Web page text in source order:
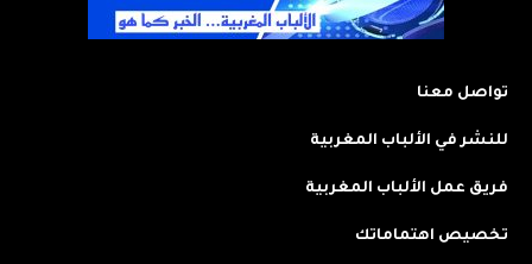
تواصل معنا
للنشر في الألباب المغربية
فريق عمل الألباب المغربية
تخصيص اهتماماتك